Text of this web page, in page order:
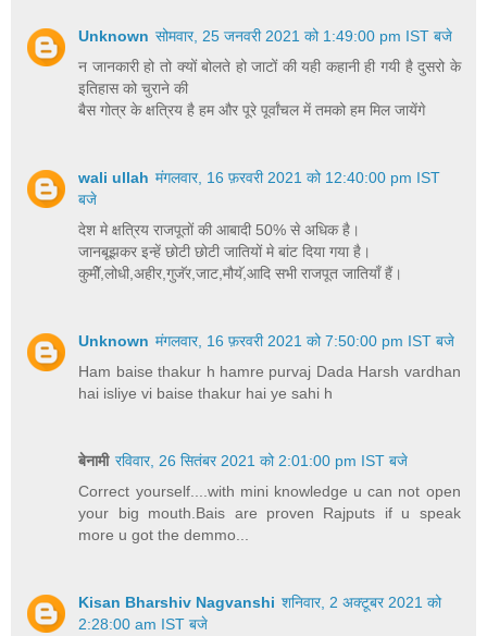
Unknown सोमवार, 25 जनवरी 2021 को 1:49:00 pm IST बजे
न जानकारी हो तो क्यों बोलते हो जाटों की यही कहानी ही गयी है दुसरो के
इतिहास को चुराने की
बैस गोत्र के क्षत्रिय है हम और पूरे पूर्वांचल में तमको हम मिल जायेंगे
wali ullah मंगलवार, 16 फ़रवरी 2021 को 12:40:00 pm IST
बजे
देश मे क्षत्रिय राजपूतों की आबादी 50% से अधिक है।
जानबूझकर इन्हें छोटी छोटी जातियों मे बांट दिया गया है।
कुमीॅ,लोधी,अहीर,गुजॅर,जाट,मौयॅ,आदि सभी राजपूत जातियाँ हैं।
Unknown मंगलवार, 16 फ़रवरी 2021 को 7:50:00 pm IST बजे
Ham baise thakur h hamre purvaj Dada Harsh vardhan
hai isliye vi baise thakur hai ye sahi h
बेनामी रविवार, 26 सितंबर 2021 को 2:01:00 pm IST बजे
Correct yourself....with mini knowledge u can not open
your big mouth.Bais are proven Rajputs if u speak
more u got the demmo...
Kisan Bharshiv Nagvanshi शनिवार, 2 अक्टूबर 2021 को
2:28:00 am IST बजे